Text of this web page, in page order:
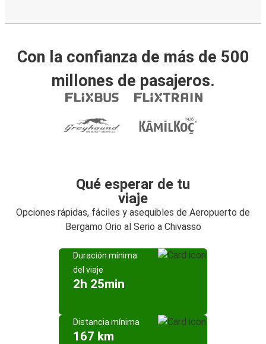
Con la confianza de más de 500
millones de pasajeros.
Qué esperar de tu
viaje
Opciones rápidas, fáciles y asequibles de Aeropuerto de
Bergamo Orio al Serio a Chivasso
Duración mínima
del viaje
2h 25min
Distancia mínima
167 km